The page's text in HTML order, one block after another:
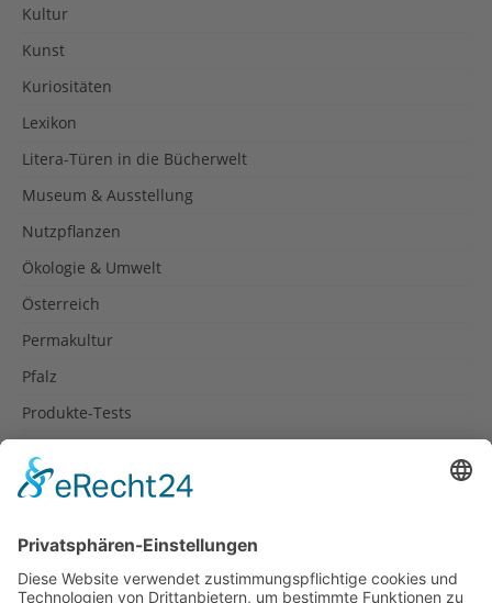
Kultur
Kunst
Kuriositäten
Lexikon
Litera-Türen in die Bücherwelt
Museum & Ausstellung
Nutzpflanzen
Ökologie & Umwelt
Österreich
Permakultur
Pfalz
Produkte-Tests
Rezepte
Spanien
Südtirol